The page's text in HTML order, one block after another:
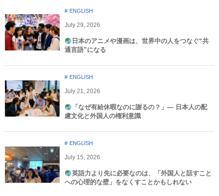
ENGLISH
July 29, 2026
日本のアニメや漫画は、世界中の人をつなぐ“共
通言語”になる
ENGLISH
July 21, 2026
「なぜ有給休暇なのに謝るの？」― 日本人の配
慮文化と外国人の権利意識​
ENGLISH
July 15, 2026
英語力より先に必要なのは、「外国人と話すこと
への心理的な壁」をなくすことかもしれない